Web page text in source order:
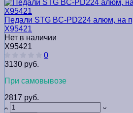
Педали STG BC-PD224 алюм, на
Х95421
Нет в наличии
Х95421
0
3130 руб.
При самовывозе
2817 руб.